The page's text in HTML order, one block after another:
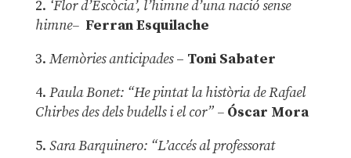
2. ‘Flor d’Escòcia’, l’himne d’una nació sense
himne– Ferran Esquilache
3. Memòries anticipades– Toni Sabater
4. Paula Bonet: “He pintat la història de Rafael
Chirbes des dels budells i el cor” –Óscar Mora
5. Sara Barquinero: “L’accés al professorat